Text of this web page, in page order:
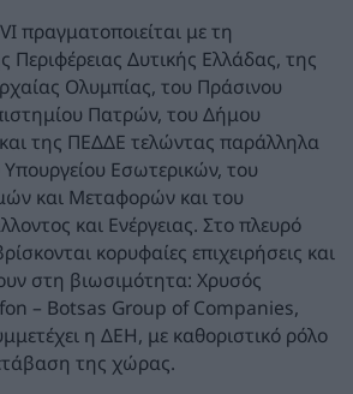
πραγματοποιείται με τη
Περιφέρειας Δυτικής Ελλάδας, της
Ολυμπίας, του Πράσινου
Πατρών, του Δήμου
της ΠΕΔΔΕ τελώντας παράλληλα
Εσωτερικών, του
και Μεταφορών και του
και Ενέργειας. Στο πλευρό
κορυφαίες επιχειρήσεις και
στη βιωσιμότητα: Χρυσός
– Botsas Group of Companies,
η ΔΕΗ, με καθοριστικό ρόλο
της χώρας.